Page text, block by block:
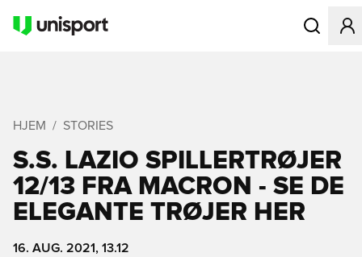
Åbner en
HJEM STORIES
S.S. LAZIO SPILLERTRØJER
12/13 FRA MACRON - SE DE
ELEGANTE TRØJER HER
16. AUG. 2021, 13.12